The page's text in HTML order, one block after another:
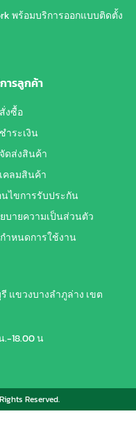
พร้อมบริการออกแบบติดตั้ง
ารลูกค้า
งซื้อ
ำระเงิน
ดส่งสินค้า
คลมสินค้า
นไขการรับประกัน
บายความเป็นส่วนตัว
ำหนดการใช้งาน
แขวงบางลำภูล่าง เขต
.-18.00 น
Reserved.